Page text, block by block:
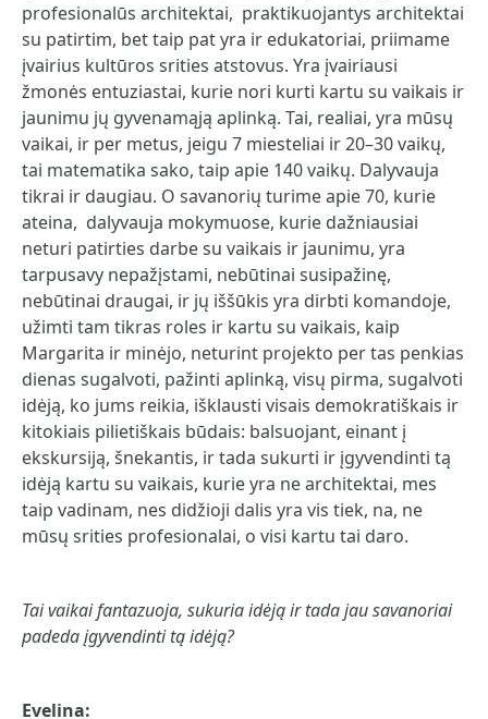
profesionalūs architektai, praktikuojantys architektai
su patirtim, bet taip pat yra ir edukatoriai, priimame
įvairius kultūros srities atstovus. Yra įvairiausi
žmonės entuziastai, kurie nori kurti kartu su vaikais ir
jaunimu jų gyvenamąją aplinką. Tai, realiai, yra mūsų
vaikai, ir per metus, jeigu 7 miesteliai ir 20–30 vaikų,
tai matematika sako, taip apie 140 vaikų. Dalyvauja
tikrai ir daugiau. O savanorių turime apie 70, kurie
ateina, dalyvauja mokymuose, kurie dažniausiai
neturi patirties darbe su vaikais ir jaunimu, yra
tarpusavy nepažįstami, nebūtinai susipažinę,
nebūtinai draugai, ir jų iššūkis yra dirbti komandoje,
užimti tam tikras roles ir kartu su vaikais, kaip
Margarita ir minėjo, neturint projekto per tas penkias
dienas sugalvoti, pažinti aplinką, visų pirma, sugalvoti
idėją, ko jums reikia, išklausti visais demokratiškais ir
kitokiais pilietiškais būdais: balsuojant, einant į
ekskursiją, šnekantis, ir tada sukurti ir įgyvendinti tą
idėją kartu su vaikais, kurie yra ne architektai, mes
taip vadinam, nes didžioji dalis yra vis tiek, na, ne
mūsų srities profesionalai, o visi kartu tai daro.
Tai vaikai fantazuoja, sukuria idėją ir tada jau savanoriai
padeda įgyvendinti tą idėją?
Evelina: